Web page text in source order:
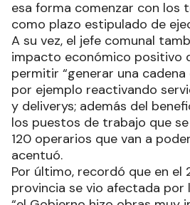
esa forma comenzar con los
como plazo estipulado de
A su vez, el jefe comunal
impacto económico positivo
permitir “generar una
por ejemplo reactivando
y deliverys; además del
los puestos de trabajo que
120 operarios que van a
acentuó.
Por último, recordó que en el
provincia se vio afectada por